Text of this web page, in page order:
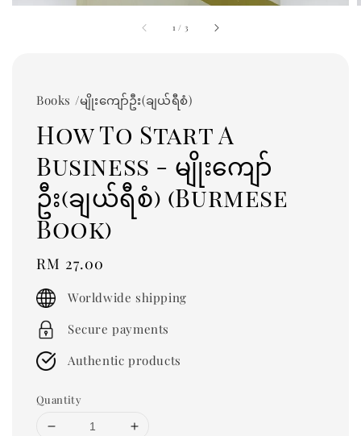
1 / 3
Books /မျိုးကျော်ဦး(ချယ်ရီစံ)
How To Start A
Business - မျိုးကျော်
ဦး(ချယ်ရီစံ) (Burmese
Book)
Regular
price
RM 27.00
Worldwide shipping
Secure payments
Authentic products
Quantity